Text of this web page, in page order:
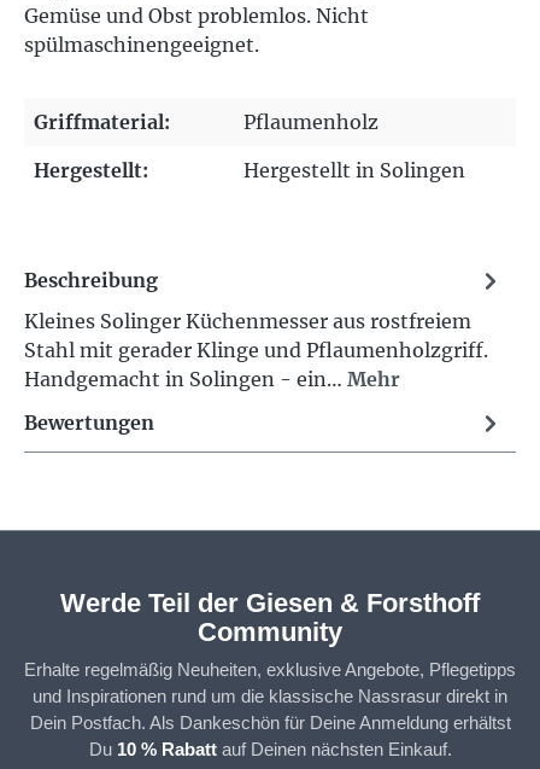
Gemüse und Obst problemlos. Nicht
spülmaschinengeeignet.
Griffmaterial:
Pflaumenholz
Hergestellt:
Hergestellt in Solingen
Beschreibung
Kleines Solinger Küchenmesser aus rostfreiem
Stahl mit gerader Klinge und Pflaumenholzgriff.
Handgemacht in Solingen - ein… Mehr
Bewertungen
Werde Teil der Giesen & Forsthoff
Community
Erhalte regelmäßig Neuheiten, exklusive Angebote, Pflegetipps
und Inspirationen rund um die klassische Nassrasur direkt in
Dein Postfach. Als Dankeschön für Deine Anmeldung erhältst
Du 10 % Rabattauf Deinen nächsten Einkauf.